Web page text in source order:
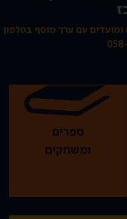
ומועדים עם ערך מוסף בטלפון
ספרים
ומשחקים